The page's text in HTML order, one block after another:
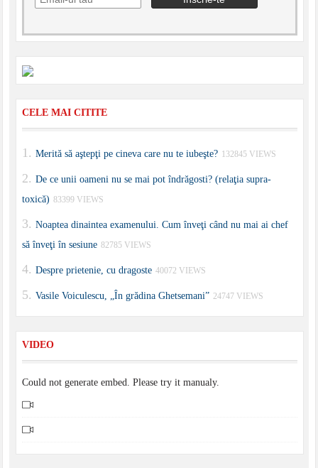
CELE MAI CITITE
Merită să aştepţi pe cineva care nu te iubeşte? 132845 VIEWS
De ce unii oameni nu se mai pot îndrăgosti? (relaţia supra-
toxică) 83399 VIEWS
Noaptea dinaintea examenului. Cum înveţi când nu mai ai chef
să înveţi în sesiune 82785 VIEWS
Despre prietenie, cu dragoste 40072 VIEWS
Vasile Voiculescu, „În grădina Ghetsemani” 24747 VIEWS
VIDEO
Could not generate embed. Please try it manualy.